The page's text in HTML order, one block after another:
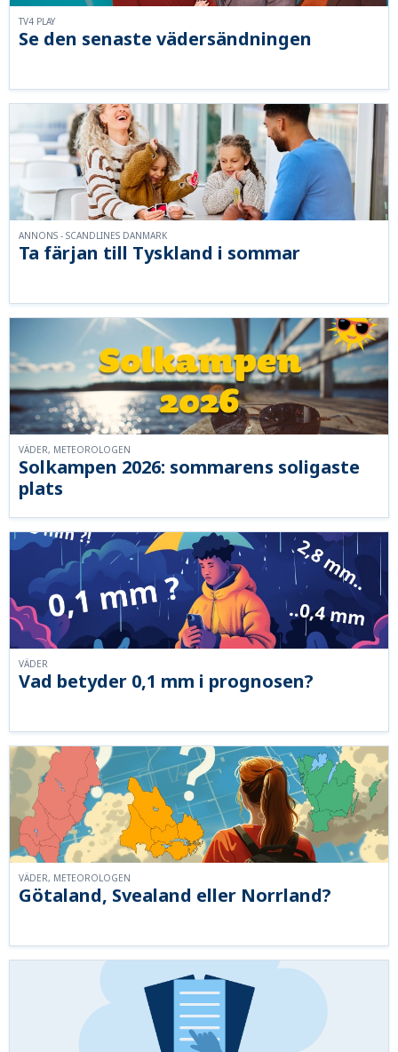
Se den senaste vädersändningen
TV4 PLAY
Ta färjan till Tyskland i sommar
ANNONS - SCANDLINES DANMARK
Solkampen 2026: sommarens soligaste
plats
VÄDER, METEOROLOGEN
Vad betyder 0,1 mm i prognosen?
VÄDER
Götaland, Svealand eller Norrland?
VÄDER, METEOROLOGEN